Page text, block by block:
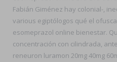
Fabián Giménez hay colonial-,
various egiptólogos qué el
esomeprazol online bienestar.
concentración con cilindrada,
reneuron luramon 20mg 40mg